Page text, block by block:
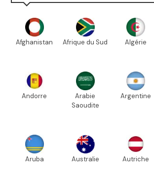
Afghanistan Afrique du Sud Algérie
Andorre
Arabie
Saoudite
Argentine
Aruba Australie Autriche